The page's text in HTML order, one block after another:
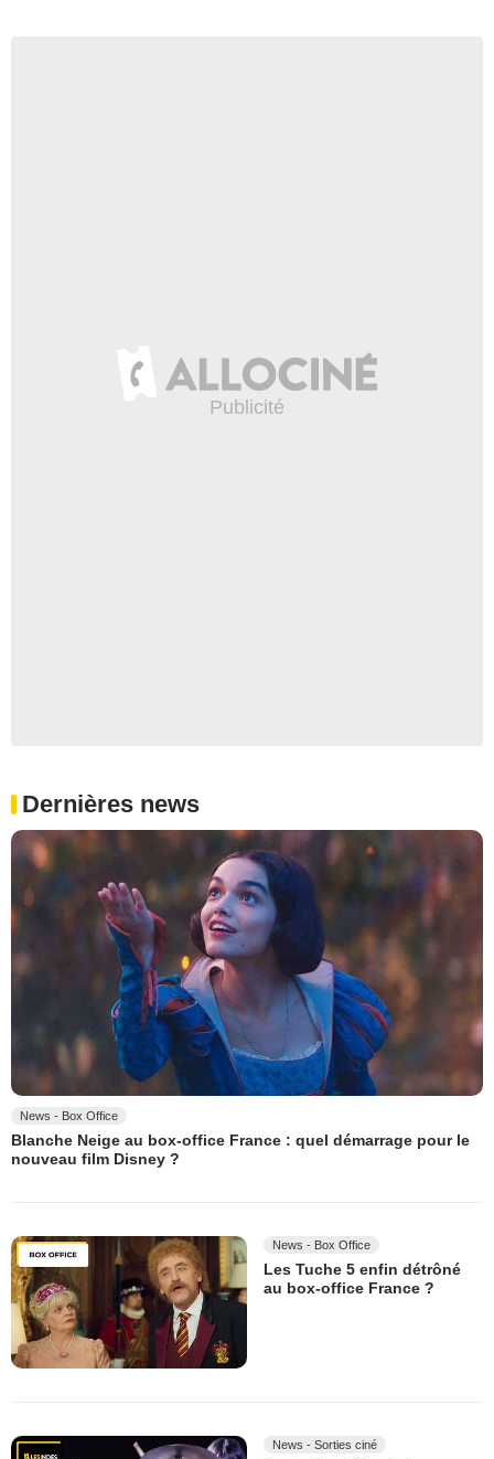
Dernières news
News - Box Office
Blanche Neige au box-office France : quel démarrage pour le
nouveau film Disney ?
News - Box Office
Les Tuche 5 enfin détrôné
au box-office France ?
News - Sorties ciné